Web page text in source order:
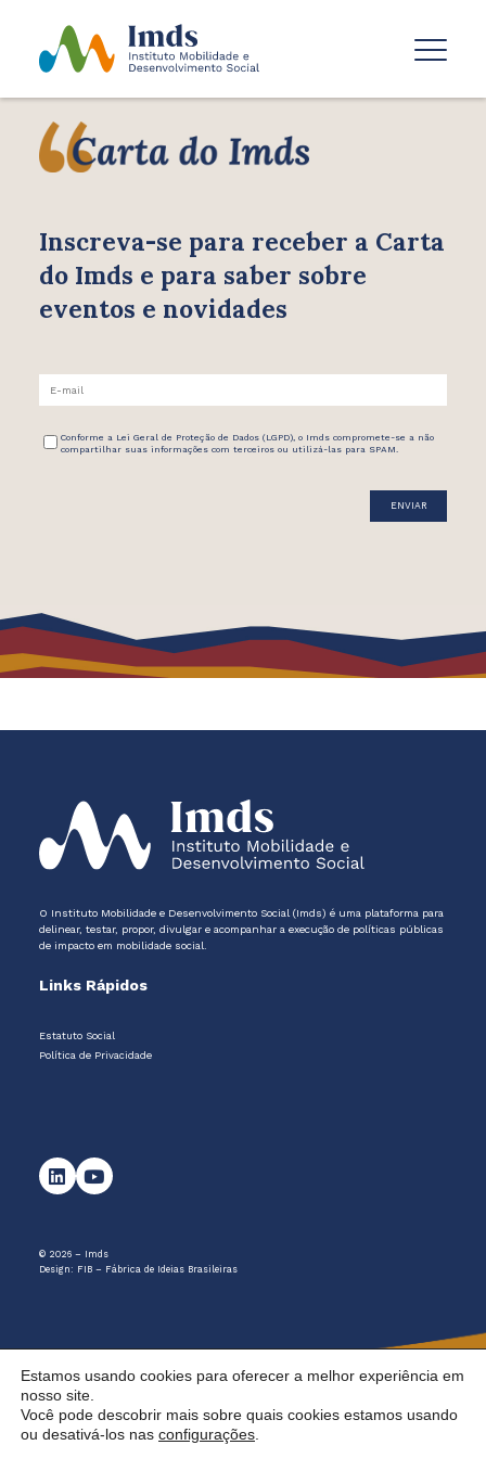
Inscreva-se para receber a Carta
do Imds e para saber sobre
eventos e novidades
Conforme a Lei Geral de Proteção de Dados (LGPD), o Imds compromete-se a não
compartilhar suas informações com terceiros ou utilizá-las para SPAM.
O Instituto Mobilidade e Desenvolvimento Social (Imds) é uma plataforma para
delinear, testar, propor, divulgar e acompanhar a execução de políticas públicas
de impacto em mobilidade social.
Links Rápidos
Estatuto Social
Política de Privacidade
© 2026 – Imds
Design: FIB – Fábrica de Ideias Brasileiras
Estamos usando cookies para oferecer a melhor experiência em
nosso site.
Você pode descobrir mais sobre quais cookies estamos usando
ou desativá-los nas configurações